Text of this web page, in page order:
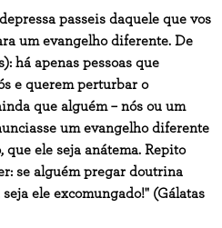
passeis daquele que vos
um evangelho diferente. De
há apenas pessoas que
e querem perturbar o
que alguém – nós ou um
um evangelho diferente
que ele seja anátema. Repito
se alguém pregar doutrina
ele excomungado!" (Gálatas